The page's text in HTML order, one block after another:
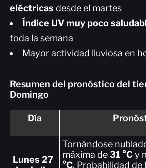
eléctricas desde el martes
Índice UV muy poco
toda la semana
Mayor actividad lluviosa en
Resumen del pronóstico del
Domingo
Día
Lunes 27
Tornándose
máxima de31 °Cy
°C. Probabilidad de